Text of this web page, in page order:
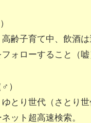
齢子育て中、飲酒
ォローすること（嘘
）
とり世代（さとり
ット超高速検索。